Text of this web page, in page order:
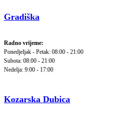
Gradiška
Radno vrijeme:
Ponedjeljak - Petak: 08:00 - 21:00
Subota: 08:00 - 21:00
Nedelja: 9:00 - 17:00
Kozarska Dubica